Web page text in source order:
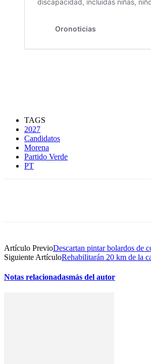
TAGS
2027
Candidatos
Morena
Partido Verde
PT
Artículo PrevioDescartan pintar bolardos de
Siguiente ArtículoRehabilitarán 20 km de la
Notas relacionadasmás del autor